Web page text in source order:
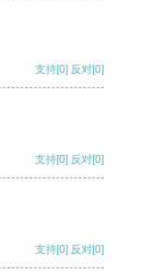
支持[0] 反对[0]
支持[0] 反对[0]
支持[0] 反对[0]